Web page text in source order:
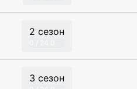
2 сезон
3 сезон